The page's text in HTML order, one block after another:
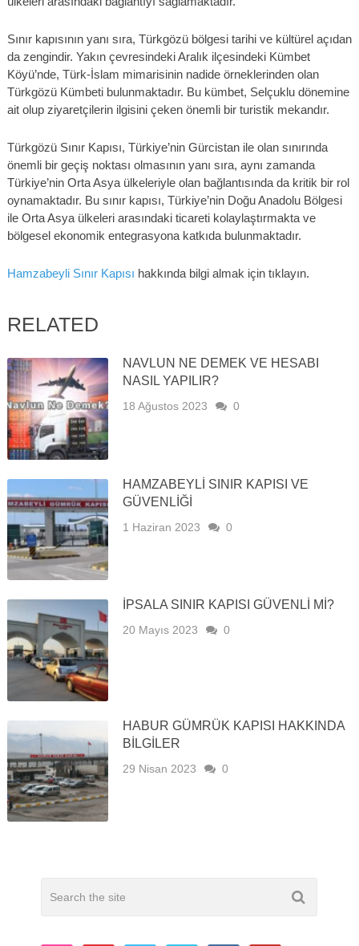
Sınır kapısının yanı sıra, Türkgözü bölgesi tarihi ve kültürel açıdan
da zengindir. Yakın çevresindeki Aralık ilçesindeki Kümbet
Köyü’nde, Türk-İslam mimarisinin nadide örneklerinden olan
Türkgözü Kümbeti bulunmaktadır. Bu kümbet, Selçuklu dönemine
ait olup ziyaretçilerin ilgisini çeken önemli bir turistik mekandır.
Türkgözü Sınır Kapısı, Türkiye’nin Gürcistan ile olan sınırında
önemli bir geçiş noktası olmasının yanı sıra, aynı zamanda
Türkiye’nin Orta Asya ülkeleriyle olan bağlantısında da kritik bir rol
oynamaktadır. Bu sınır kapısı, Türkiye’nin Doğu Anadolu Bölgesi
ile Orta Asya ülkeleri arasındaki ticareti kolaylaştırmakta ve
bölgesel ekonomik entegrasyona katkıda bulunmaktadır.
Hamzabeyli Sınır Kapısı hakkında bilgi almak için tıklayın.
RELATED
NAVLUN NE DEMEK VE HESABI
NASIL YAPILIR?
18 Ağustos 2023 0
HAMZABEYLI SINIR KAPISI VE
GÜVENLIĞI
1 Haziran 2023 0
İPSALA SINIR KAPISI GÜVENLI MI?
20 Mayıs 2023 0
HABUR GÜMRÜK KAPISI HAKKINDA
BILGILER
29 Nisan 2023 0